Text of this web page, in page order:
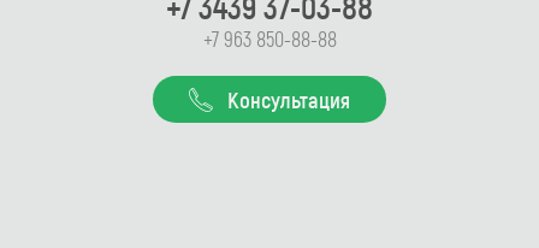
+7 963 850-88-88
Консультация